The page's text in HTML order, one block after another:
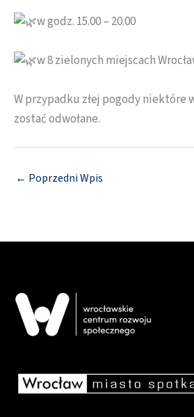
w godz. 15.00 – 20.00
w 8 zielonych miejscach
W przypadku złej pogody niektóre
zostać odwołane.
← Poprzedni Wpis